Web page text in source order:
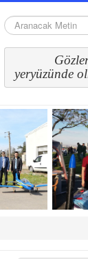
arama...
yeryüzünde